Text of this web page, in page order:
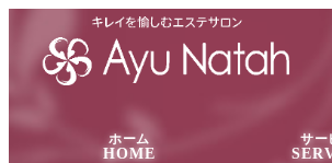
ホーム
HOME
サー